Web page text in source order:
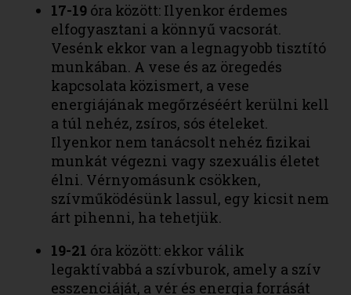
17-19 óra között: Ilyenkor érdemes
elfogyasztani a könnyű vacsorát.
Vesénk ekkor van a legnagyobb tisztító
munkában. A vese és az öregedés
kapcsolata közismert, a vese
energiájának megőrzéséért kerülni kell
a túl nehéz, zsíros, sós ételeket.
Ilyenkor nem tanácsolt nehéz fizikai
munkát végezni vagy szexuális életet
élni. Vérnyomásunk csökken,
szívműködésünk lassul, egy kicsit nem
árt pihenni, ha tehetjük.
19-21 óra között: ekkor válik
legaktívabbá a szívburok, amely a szív
esszenciáját, a vér és energia forrását